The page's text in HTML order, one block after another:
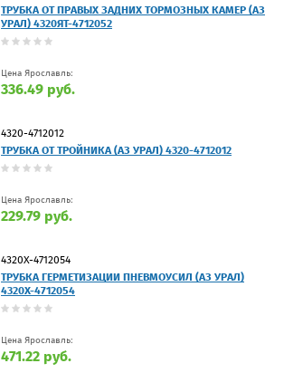
ТРУБКА ОТ ПРАВЫХ ЗАДНИХ ТОРМОЗНЫХ КАМЕР (АЗ
УРАЛ) 4320ЯТ-4712052
Цена Ярославль:
336.49 руб.
4320-4712012
ТРУБКА ОТ ТРОЙНИКА (АЗ УРАЛ) 4320-4712012
Цена Ярославль:
229.79 руб.
4320Х-4712054
ТРУБКА ГЕРМЕТИЗАЦИИ ПНЕВМОУСИЛ (АЗ УРАЛ)
4320Х-4712054
Цена Ярославль:
471.22 руб.